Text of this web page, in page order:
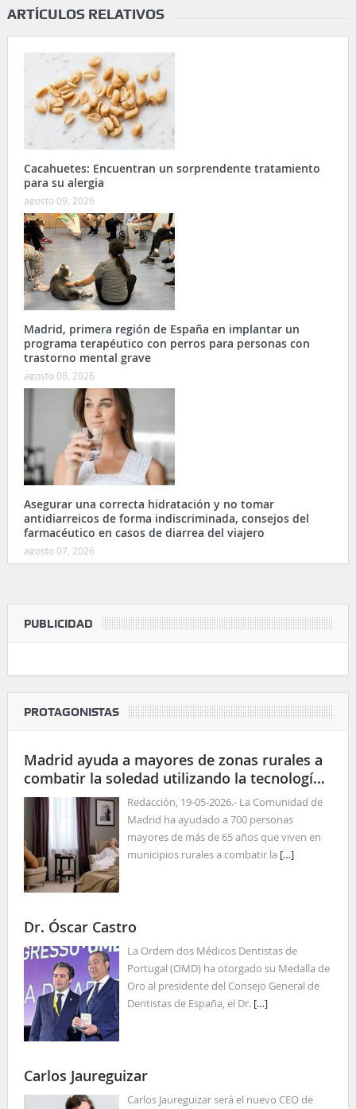
ARTÍCULOS RELATIVOS
Cacahuetes: Encuentran un sorprendente tratamiento
para su alergia
agosto 09, 2026
Madrid, primera región de España en implantar un
programa terapéutico con perros para personas con
trastorno mental grave
agosto 08, 2026
Asegurar una correcta hidratación y no tomar
antidiarreicos de forma indiscriminada, consejos del
farmacéutico en casos de diarrea del viajero
agosto 07, 2026
PUBLICIDAD
PROTAGONISTAS
Madrid ayuda a mayores de zonas rurales a
combatir la soledad utilizando la tecnología
para las relaciones socialesRedacción, 19-05-2026.- La Comunidad de
Madrid ha ayudado a 700 personas
mayores de más de 65 años que viven en
municipios rurales a combatir la […]
Dr. Óscar Castro
La Ordem dos Médicos Dentistas de
Portugal (OMD) ha otorgado su Medalla de
Oro al presidente del Consejo General de
Dentistas de España, el Dr. […]
Carlos Jaureguizar
Carlos Jaureguizar será el nuevo CEO de